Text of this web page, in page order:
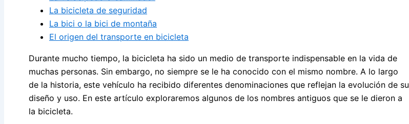
La bicicleta de seguridad
La bici o la bici de montaña
El origen del transporte en bicicleta
Durante mucho tiempo, la bicicleta ha sido un medio de transporte indispensable en la vida de
muchas personas. Sin embargo, no siempre se le ha conocido con el mismo nombre. A lo largo
de la historia, este vehículo ha recibido diferentes denominaciones que reflejan la evolución de su
diseño y uso. En este artículo exploraremos algunos de los nombres antiguos que se le dieron a
la bicicleta.